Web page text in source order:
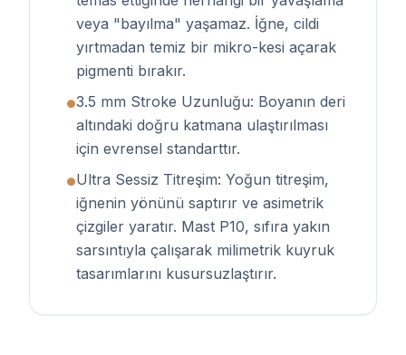
veya "bayılma" yaşamaz. İğne, cildi
yırtmadan temiz bir mikro-kesi açarak
pigmenti bırakır.
●3.5 mm Stroke Uzunluğu: Boyanın deri
altındaki doğru katmana ulaştırılması
için evrensel standarttır.
●Ultra Sessiz Titreşim: Yoğun titreşim,
iğnenin yönünü saptırır ve asimetrik
çizgiler yaratır. Mast P10, sıfıra yakın
sarsıntıyla çalışarak milimetrik kuyruk
tasarımlarını kusursuzlaştırır.